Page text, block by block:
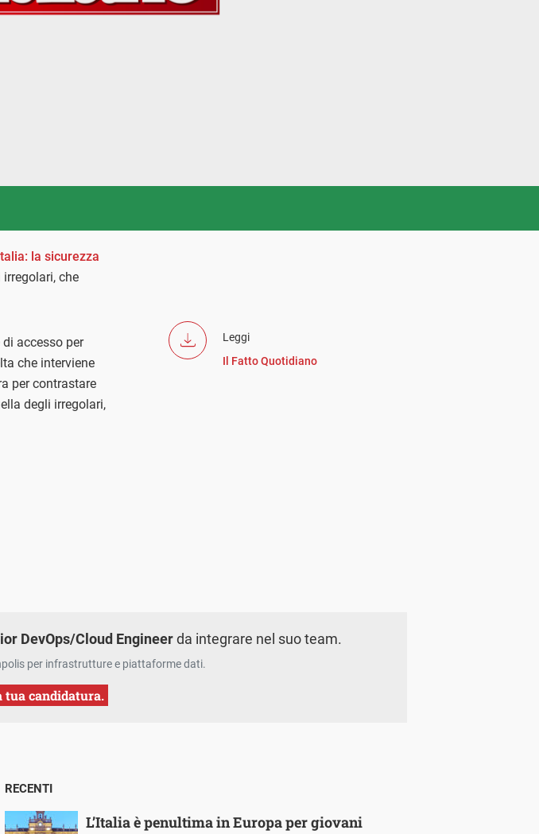
la sicurezza
che
Leggi
Il Fatto Quotidiano
accesso per
che interviene
per contrastare
degli irregolari,
DevOps/Cloud Engineerda integrare nel suo team.
per infrastrutture e piattaforme dati.
tua candidatura.
RECENTI
L’Italia è penultima in Europa per giovani